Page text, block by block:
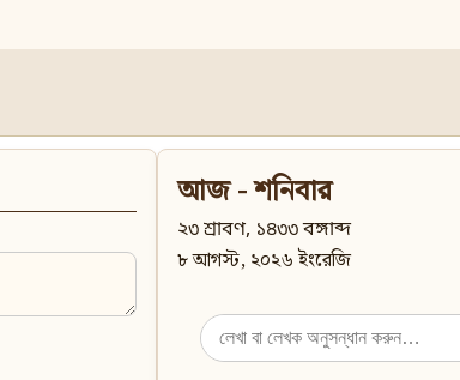
আজ - শনিবার
২৩ শ্রাবণ, ১৪৩৩ বঙ্গাব্দ
৮ আগস্ট, ২০২৬ ইংরেজি
Search
for: